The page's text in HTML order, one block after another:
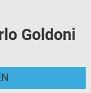
Goldoni